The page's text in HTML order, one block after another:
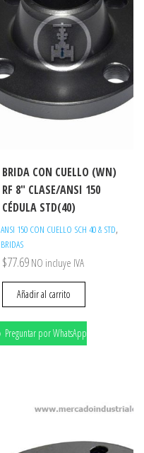
BRIDA CON CUELLO (WN)
RF 8″ CLASE/ANSI 150
CÉDULA STD(40)
ANSI 150 CON CUELLO SCH 40 & STD,
BRIDAS
$77.69 NO incluye IVA
Añadir al carrito
Preguntar por WhatsApp